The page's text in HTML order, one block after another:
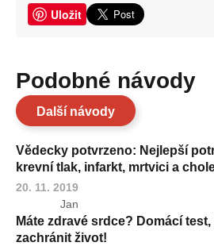
Uložit
Podobné návody
Další návody
Vědecky potvrzeno: Nejlepší
krevní tlak, infarkt, mrtvici a
20. 11. 2019
Jan
Máte zdravé srdce? Domácí
zachránit život!